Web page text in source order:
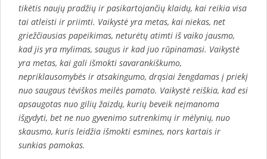
tikėtis naujų pradžių ir pasikartojančių klaidų, kai reikia visa
tai atleisti ir priimti. Vaikystė yra metas, kai niekas, net
griežčiausias papeikimas, neturėtų atimti iš vaiko jausmo,
kad jis yra mylimas, saugus ir kad juo rūpinamasi. Vaikystė
yra metas, kai gali išmokti savarankiškumo,
nepriklausomybės ir atsakingumo, drąsiai žengdamas į priekį
nuo saugaus tėviškos meilės pamato. Vaikystė reiškia, kad esi
apsaugotas nuo gilių žaizdų, kurių beveik neįmanoma
išgydyti, bet ne nuo gyvenimo sutrenkimų ir mėlynių, nuo
skausmo, kuris leidžia išmokti esmines, nors kartais ir
sunkias pamokas.